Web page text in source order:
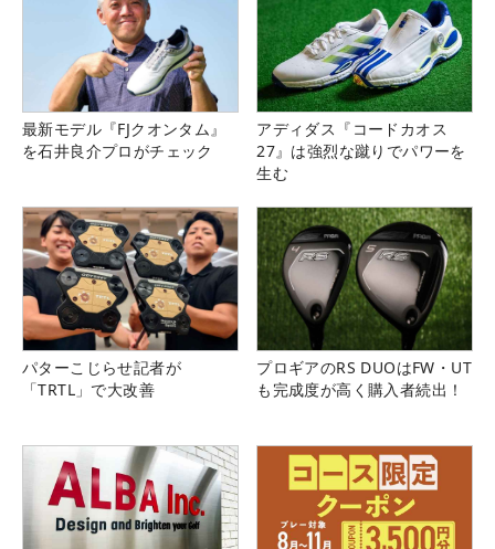
最新モデル『FJクオンタム』
を石井良介プロがチェック
アディダス『コードカオス
27』は強烈な蹴りでパワーを
生む
パターこじらせ記者が
「TRTL」で大改善
プロギアのRS DUOはFW・UT
も完成度が高く購入者続出！